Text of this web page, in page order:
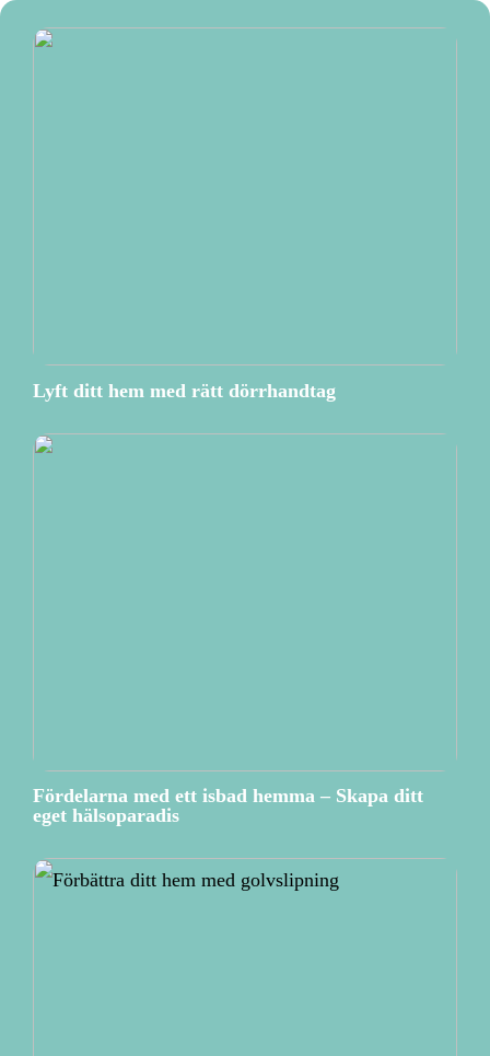
Lyft ditt hem med rätt dörrhandtag
Fördelarna med ett isbad hemma – Skapa ditt
eget hälsoparadis